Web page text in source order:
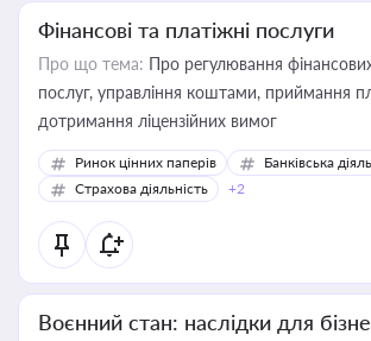
Фінансові та платіжні послуги
Про що тема: Про регулювання
послуг, управління коштами, приймання платежів та
дотримання ліцензійних вимог
Ринок цінних паперів
Банківська
Страхова діяльність
+2
Воєнний стан: наслідки для